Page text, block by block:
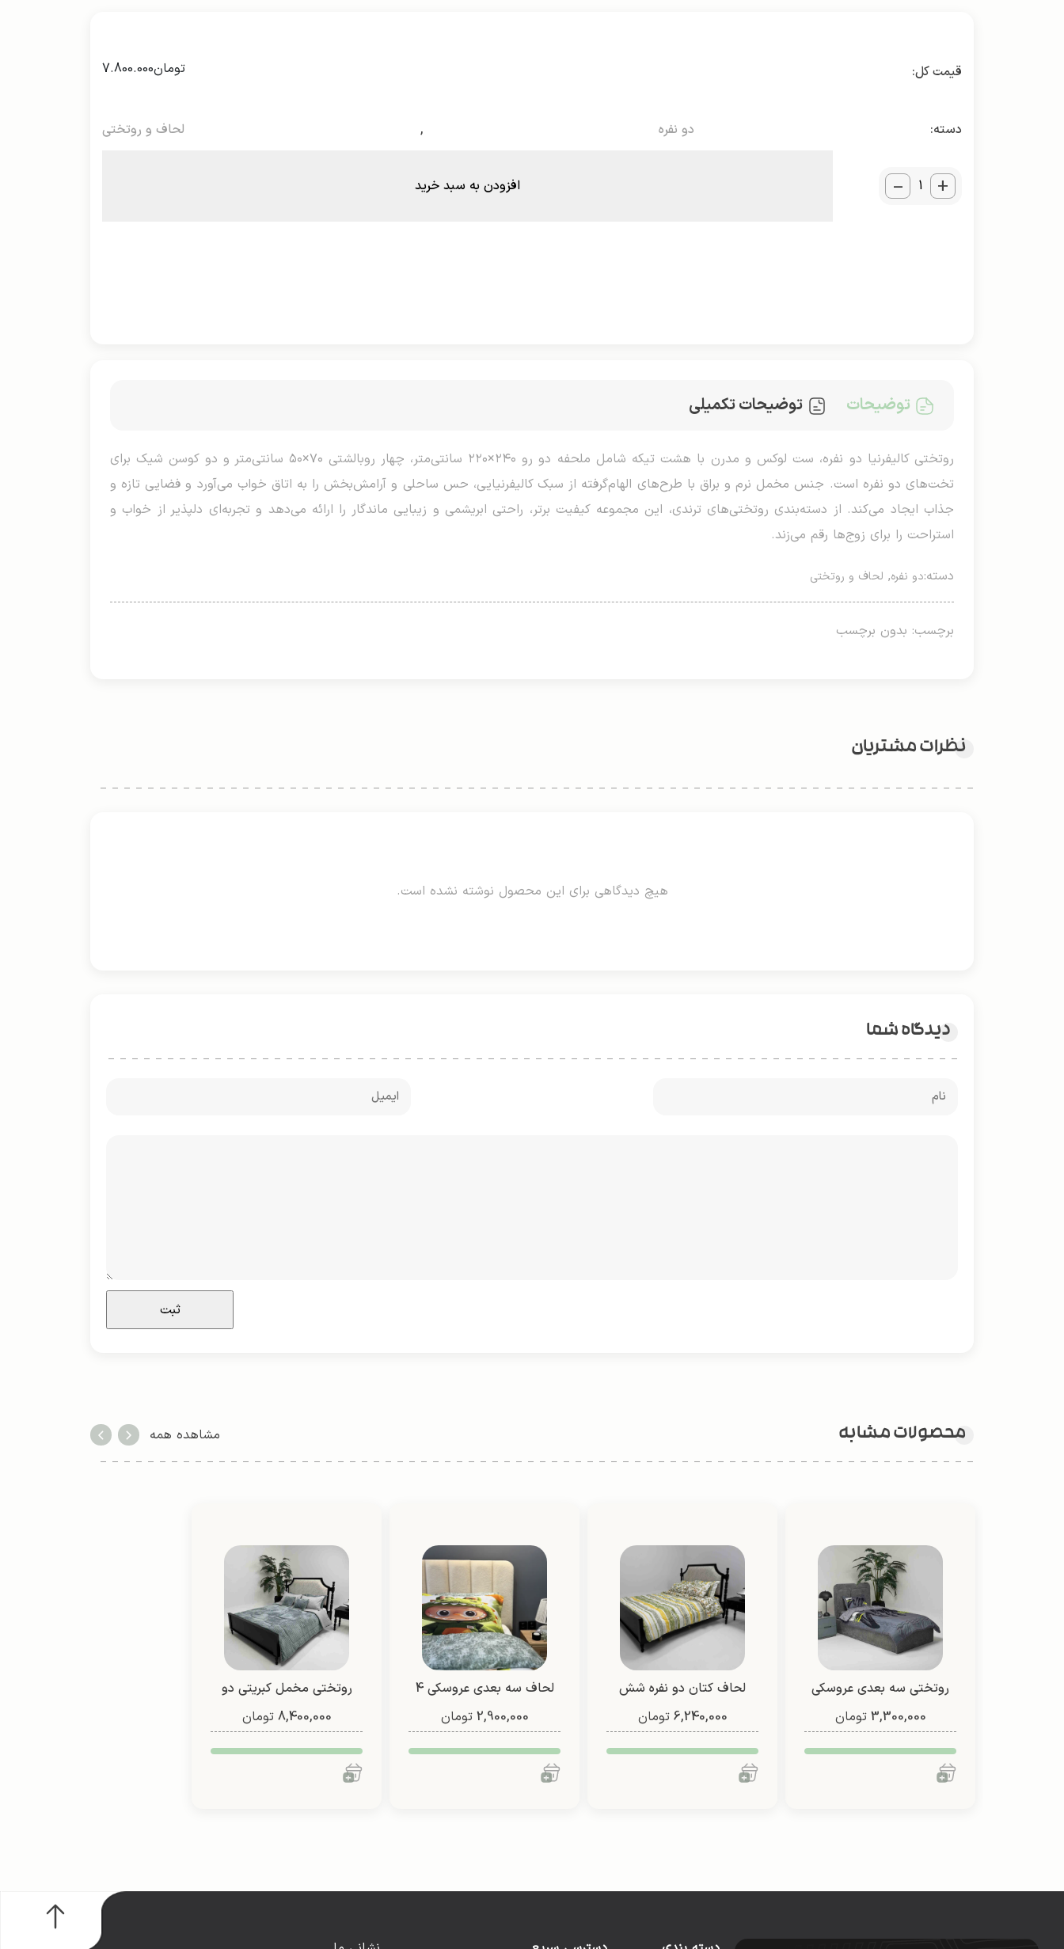
تومان7.800.000
دسته: دو نفره , لحاف و روتختی
_ + افزودن به سبد خرید
توضیحات توضیحات تکمیلی
روتختی کالیفرنیا دو نفره، ست لوکس و مدرن با هشت تیکه شامل ملحفه دو رو ۲۴۰×۲۲۰ سانتی‌متر، چهار روبالشتی ۷۰×۵۰ سانتی‌متر و دو کوسن شیک برای
تخت‌های دو نفره است. جنس مخمل نرم و براق با طرح‌های الهام‌گرفته از سبک کالیفرنیایی، حس ساحلی و آرامش‌بخش را به اتاق خواب می‌آورد و فضایی تازه و
جذاب ایجاد می‌کند. از دسته‌بندی روتختی‌های ترندی، این مجموعه کیفیت برتر، راحتی ابریشمی و زیبایی ماندگار را ارائه می‌دهد و تجربه‌ای دلپذیر از خواب و
استراحت را برای زوج‌ها رقم می‌زند.
دسته:دو نفره, لحاف و روتختی
برچسب: بدون برچسب
نظرات مشتریان
هیچ دیدگاهی برای این محصول نوشته نشده است.
دیدگاه شما
محصولات مشابه مشاهده همه
روتختی سه بعدی عروسکی
یک نفره دو رو (طرح 2)
3,300,000 تومان
لحاف کتان دو نفره شش
تیکه
6,240,000 تومان
لحاف سه بعدی عروسکی 4
تیکه (طرح 4)
2,900,000 تومان
روتختی مخمل کبریتی دو
نفره (طرح 2)
8,400,000 تومان